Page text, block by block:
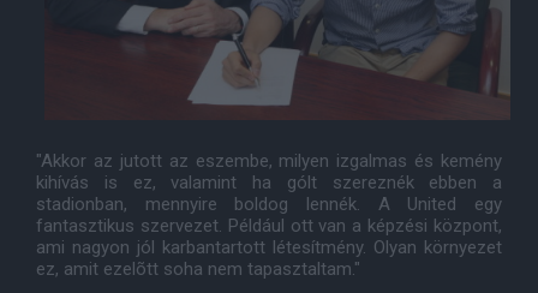
"Akkor az jutott az eszembe, milyen izgalmas és kemény
kihívás is ez, valamint ha gólt szereznék ebben a
stadionban, mennyire boldog lennék. A United egy
fantasztikus szervezet. Például ott van a képzési központ,
ami nagyon jól karbantartott létesítmény. Olyan környezet
ez, amit ezelõtt soha nem tapasztaltam."